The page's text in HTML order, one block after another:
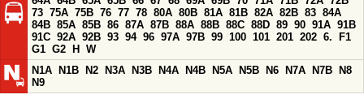
73 75A 75B 76 77 78 80A 80B 81A 81B 82A 82B 83 84A
84B 85A 85B 86 87A 87B 88A 88B 88C 88D 89 90 91A 91B
91C 92A 92B 93 94 96 97A 97B 99 100 101 201 202 6.
F1
G1 G2 H
W
N1A
N1B N2 N3A N3B N4A N4B N5A N5B N6 N7A N7B
N8
N9